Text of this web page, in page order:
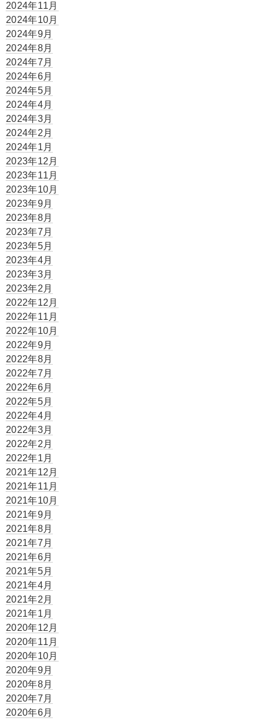
2024年11月
2024年10月
2024年9月
2024年8月
2024年7月
2024年6月
2024年5月
2024年4月
2024年3月
2024年2月
2024年1月
2023年12月
2023年11月
2023年10月
2023年9月
2023年8月
2023年7月
2023年5月
2023年4月
2023年3月
2023年2月
2022年12月
2022年11月
2022年10月
2022年9月
2022年8月
2022年7月
2022年6月
2022年5月
2022年4月
2022年3月
2022年2月
2022年1月
2021年12月
2021年11月
2021年10月
2021年9月
2021年8月
2021年7月
2021年6月
2021年5月
2021年4月
2021年2月
2021年1月
2020年12月
2020年11月
2020年10月
2020年9月
2020年8月
2020年7月
2020年6月